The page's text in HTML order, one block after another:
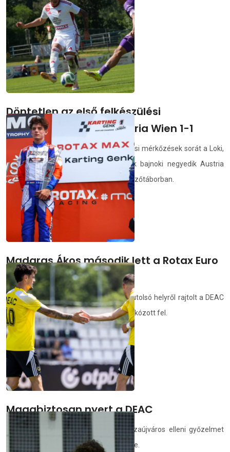
demedia.hu 2026.07.06.
Döntetlen az első felkészülési
mérkőzésen: DVSC-Austria Wien 1-1
Neves csapat ellen kezdte a felkészülési mérkőzések sorát a Loki,
amely szombaton délután az osztrák bajnoki negyedik Austria
Wien ellen lépett pályára az ausztriai edzőtáborban.
demedia.hu 2026.07.04.
Madaras Ákos második lett a Rotax Euro
Trophy genki futamán
Az időmérőn elkövetett hiba miatt az utolsó helyről rajtolt a DEAC
gokartosa, aki remek versenyzéssel zárkózott fel.
deac.hu 2026.07.04.
Magabiztosan nyert a DEAC
A Debreceni Egyetem alakulata a Tiszaújváros elleni győzelmet
követően a Hajdúszoboszlót is megverte.